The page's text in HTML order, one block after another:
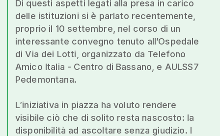
Di questi aspetti legati alla presa in carico
delle istituzioni si è parlato recentemente,
proprio il 10 settembre, nel corso di un
interessante convegno tenuto all’Ospedale
di Via dei Lotti, organizzato da Telefono
Amico Italia - Centro di Bassano, e AULSS7
Pedemontana.
L’iniziativa in piazza ha voluto rendere
visibile ciò che di solito resta nascosto: la
disponibilità ad ascoltare senza giudizio. I